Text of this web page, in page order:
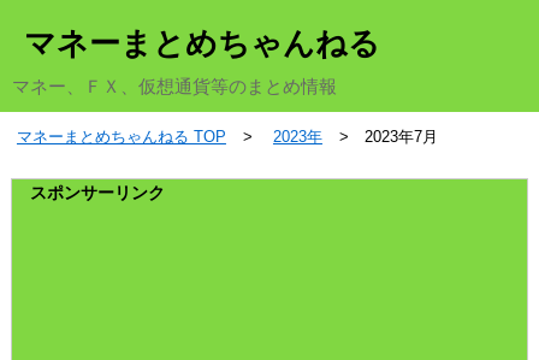
マネーまとめちゃんねる
マネー、ＦＸ、仮想通貨等のまとめ情報
マネーまとめちゃんねる TOP 2023年 2023年7月
スポンサーリンク